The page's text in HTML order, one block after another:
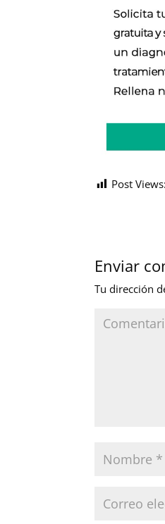
Post Views:
Enviar
Tu dirección